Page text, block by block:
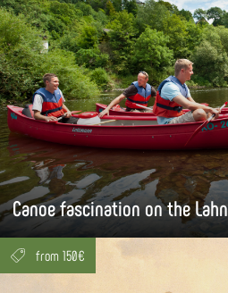
Canoe fascination on the Lahn
from 150€